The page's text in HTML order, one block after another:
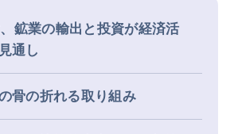
鉱業の輸出と投資が経済活
通し
骨の折れる取り組み